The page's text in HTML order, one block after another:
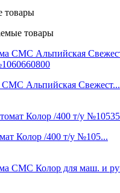
товары
товары
Альпийская Свежест...
Колор /400 т/у №105...